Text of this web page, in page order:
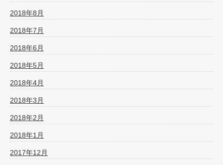
2018年8月
2018年7月
2018年6月
2018年5月
2018年4月
2018年3月
2018年2月
2018年1月
2017年12月